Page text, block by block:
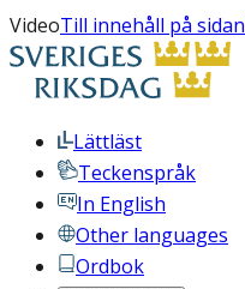
VideoTill innehåll på sidan
Lättläst
Teckenspråk
In English
Other languages
Ordbok